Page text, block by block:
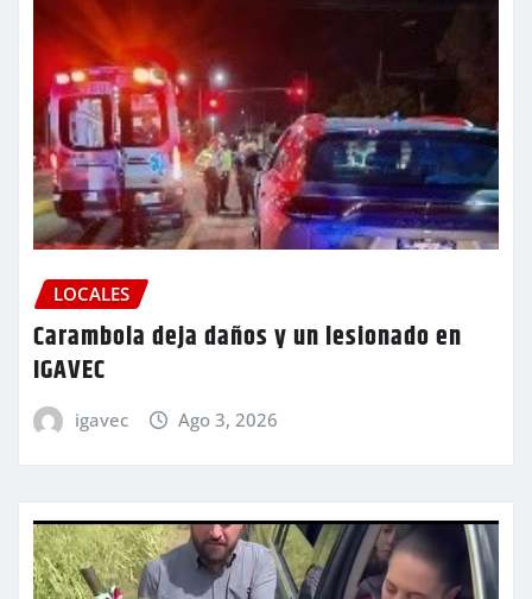
LOCALES
Carambola deja daños y un lesionado en
IGAVEC
igavec Ago 3, 2026